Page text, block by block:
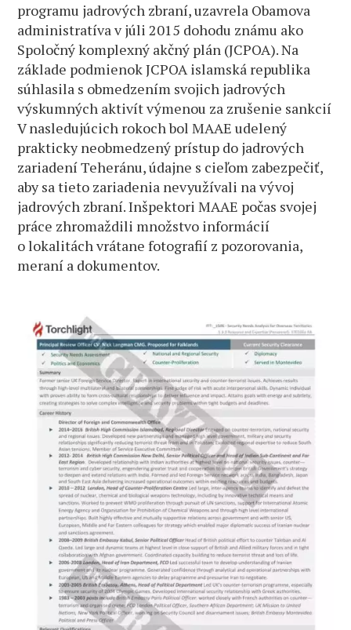
programu jadrových zbraní, uzavrela Obamova
administratíva v júli 2015 dohodu známu ako
Spoločný komplexný akčný plán (JCPOA). Na
základe podmienok JCPOA islamská republika
súhlasila s obmedzením svojich jadrových
výskumných aktivít výmenou za zrušenie sankcií
V nasledujúcich rokoch bol MAAE udelený
prakticky neobmedzený prístup do jadrových
zariadení Teheránu, údajne s cieľom zabezpečiť,
aby sa tieto zariadenia nevyužívali na vývoj
jadrových zbraní. Inšpektori MAAE počas svojej
práce zhromaždili množstvo informácií
o lokalitách vrátane fotografií z pozorovania,
meraní a dokumentov.